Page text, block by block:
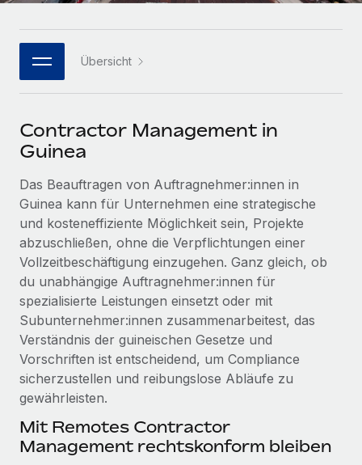
MCP
Integrationen
Tools
DIENSTLEISTUNGEN
Frag unsere Expert:innen
Hilfe von Expert:innen für globale HR & Compliance
Background-Checks
Einfacheres Bewerber:innen-Screening
Compliance Watchtower
Lückenlose Compliance
Geräteverwaltung
Globale Bereitstellung und Verfolgung von IT-
Geräten
Gründung von Niederlassungen
PARTNER WERDEN
Flexible Einbettung von Global-HR-Funktionen in deine
Remote Build
Demnächst verfügbar
Beratung zu Integrationen und KI-Automatisierung
FALLSTUDIEN
So hat der KI-Vorreiter Weaviate sein Team mit
Remote um 120 % vergrößert
Weaviate auf einen Blick Weaviate entwickelt KI-basierte
Open-Source-Infrastrukturen. Das...
Mehr erfahren
Strategische Partnerschaft zwischen
Bibliothek für Stellenbeschreibungen
Webinare
Events
Newsroom
Informationen zu Gehältern und Qualifikationen
Insights Center
Hol dir Unterstützung
Alle Ressourcen anzeigen
BLOG
EOR und PEO
Contractor Management
한국어 Übersicht
Contractor Management in
Guinea
Das Beauftragen von Auftragnehmer:innen in
Guinea kann für Unternehmen eine strategische
und kosteneffiziente Möglichkeit sein, Projekte
abzuschließen, ohne die Verpflichtungen einer
Vollzeitbeschäftigung einzugehen. Ganz gleich, ob
du unabhängige Auftragnehmer:innen für
spezialisierte Leistungen einsetzt oder mit
Subunternehmer:innen zusammenarbeitest, das
Verständnis der guineischen Gesetze und
Vorschriften ist entscheidend, um Compliance
sicherzustellen und reibungslose Abläufe zu
gewährleisten.
Mit Remotes Contractor
Management rechtskonform bleiben